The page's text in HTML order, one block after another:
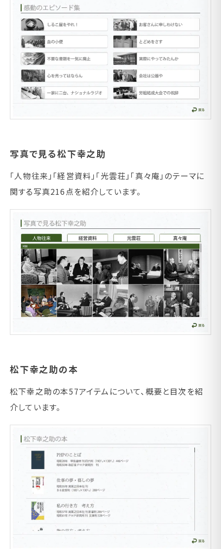
写真で見る松下幸之助
「人物往来」「経営資料」「光雲荘」「真々庵」のテーマに
関する写真216点を紹介しています。
松下幸之助の本
松下幸之助の本57アイテムについて、概要と目次を紹
介しています。